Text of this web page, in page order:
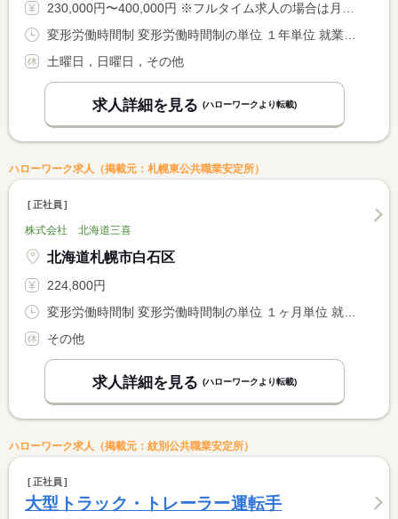
230,000円〜400,000円 ※フルタイム求人の場合は月額（換算額）、パート求人の場合は時間額を表示しています。
土曜日，日曜日，その他
求人詳細を見る (ハローワークより転載)
ハローワーク求人（掲載元：札幌東公共職業安定所）
正社員
株式会社 北海道三喜
北海道札幌市白石区
224,800円
その他
求人詳細を見る (ハローワークより転載)
ハローワーク求人（掲載元：紋別公共職業安定所）
正社員
大型トラック・トレーラー運転手